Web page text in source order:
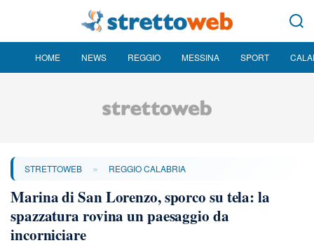
HOME NEWS REGGIO MESSINA SPORT
STRETTOWEB » REGGIO CALABRIA
Marina di San Lorenzo, sporco su tela: la
spazzatura rovina un paesaggio da
incorniciare